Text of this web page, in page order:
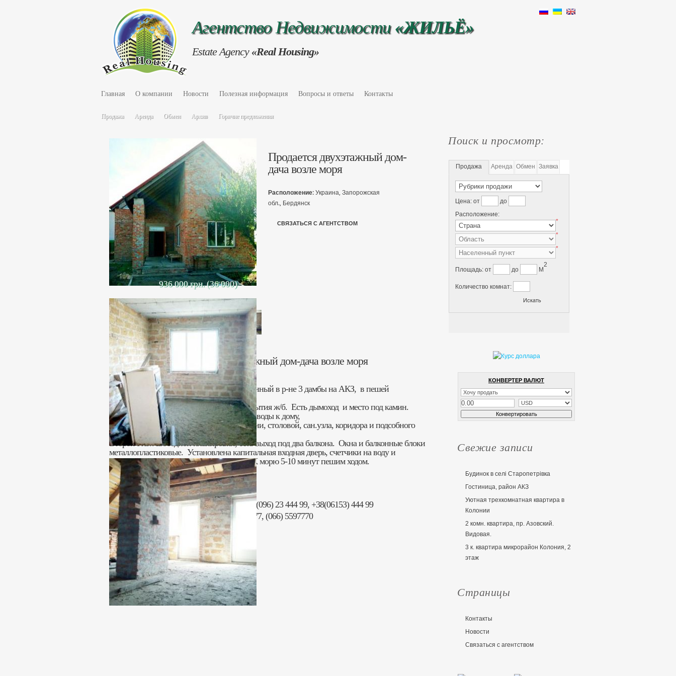
Агентство Недвижимости«ЖИЛЬЁ»
Estate Agency «Real Housing»
Главная О компании Новости Полезная информация Вопросы и ответы Контакты
Продажа Аренда Обмен Архив Горячие предложения
936 000 грн. (36 000)
Продается двухэтажный дом-
дача возле моря
Расположение: Украина, Запорожская
обл., Бердянск
СВЯЗАТЬСЯ С АГЕНТСТВОМ
Продается двухэтажный дом-дача возле моря
Продается двух этажный дом, расположенный в р-не 3 дамбы на АКЗ, в пешей
доступности от моря.
Материал стен ракушняк+кирпич, перекрытия ж/б. Есть дымоход и место под камин.
Свет заведен, газ по меже, имеется подвод воды к дому,
Первый этаж состоит из двух комнат, кухни, столовой, сан.узла, коридора и подсобного
помещения.
Второй этаж свободной планировки, есть выход под два балкона. Окна и балконные блоки
металлопластиковые. Установлена капитальная входная дверь, счетчики на воду и
электроэнергию. Без отделочных работ. К морю 5-10 минут пешим ходом.
Стоимость: 36 000 $
АН «Жильё» тел. : +38(095) 23 444 99, +38(096) 23 444 99, +38(06153) 444 99
Риелтор: Андрей Викторович (067) 3663777, (066) 5597770
Сусанна Григорьевна (050) 780 47 53
Поиск и просмотр:
Продажа Аренда Обмен Заявка
Цена: от
до
Расположение:
*
*
*
Площадь: от до M
2
Количество комнат:
КОНВЕРТЕР ВАЛЮТ
Свежие записи
Будинок в селі Старопетрівка
Гостиница, район АКЗ
Уютная трехкомнатная квартира в
Колонии
2 комн. квартира, пр. Азовский.
Видовая.
3 к. квартира микрорайон Колония, 2
этаж
Страницы
Контакты
Новости
Связаться с агентством